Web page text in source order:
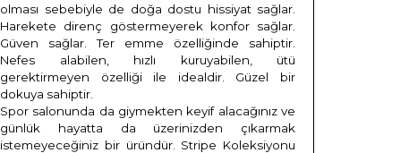
olması sebebiyle de doğa dostu hissiyat sağlar.
Harekete direnç göstermeyerek konfor sağlar.
Güven sağlar. Ter emme özelliğinde sahiptir.
Nefes alabilen, hızlı kuruyabilen, ütü
gerektirmeyen özelliği ile idealdir. Güzel bir
dokuya sahiptir.
Spor salonunda da giymekten keyif alacağınız ve
günlük hayatta da üzerinizden çıkarmak
istemeyeceğiniz bir üründür. Stripe Koleksiyonu